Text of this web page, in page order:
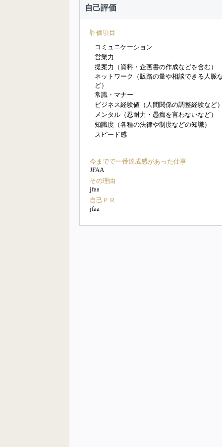
自己評価
評価項目
コミュニケーション
営業力
提案力（資料・企画書の作成などを含む）
ネットワーク（販路の量や相談できる人脈
ど）
常識・マナー
ビジネス経験値（人間関係の調整経験など
メンタル（忍耐力・愚痴を言わないなど）
知識度（各種の法律や制度などの知識）
スピード感
今までで一番達成感があった仕事
JFAA
その理由
jfaa
自己ＰＲ
jfaa